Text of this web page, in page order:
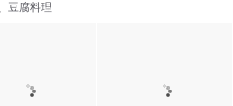
豆腐料理